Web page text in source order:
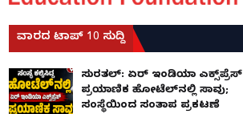
ವಾರದ ಟಾಪ್ 10 ಸುದ್ದಿ
ಸುರತ್ಕಲ್: ಏರ್ ಇಂಡಿಯಾ ಎಕ್ಸ್‌ಪ್ರೆಸ್
ಪ್ರಯಾಣಿಕ ಹೋಟೆಲ್‌ನಲ್ಲಿ ಸಾವು;
ಸಂಸ್ಥೆಯಿಂದ ಸಂತಾಪ ಪ್ರಕಟಣೆ